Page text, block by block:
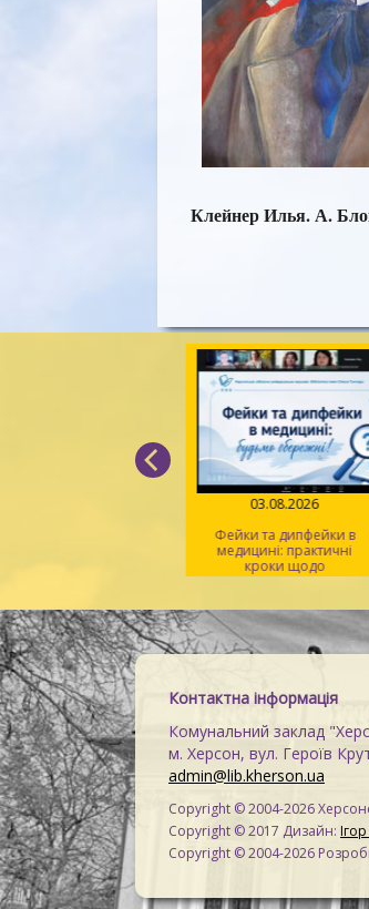
Клейнер Илья. А.
03.08.2026
Фейки та дипфейки в
медицині: практичні
кроки щодо
розпізнавання
Контактна інформація
Комунальний заклад
м. Херсон, вул. Героїв
admin@lib.kherson.ua
Copyright © 2004-2026
Copyright © 2017 Дизайн:
Copyright © 2004-2026